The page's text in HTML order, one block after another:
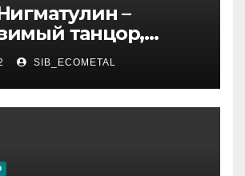
–
танцор,
хореографии,
актер и
положительный
SIB_ECOMETAL